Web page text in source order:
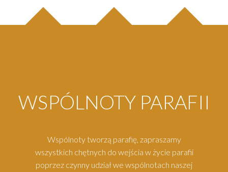
WSPÓLNOTY PARAFII
Wspólnoty tworzą parafię, zapraszamy
wszystkich chętnych do wejścia w życie parafii
poprzez czynny udział we wspólnotach naszej